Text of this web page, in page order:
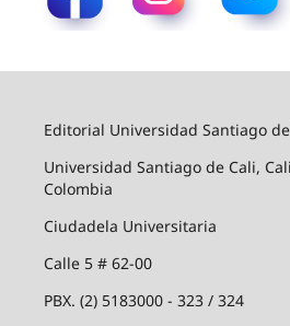
Editorial Universidad Santiago
Universidad Santiago de Cali,
Colombia
Ciudadela Universitaria
Calle 5 # 62-00
PBX. (2) 5183000 - 323 / 324